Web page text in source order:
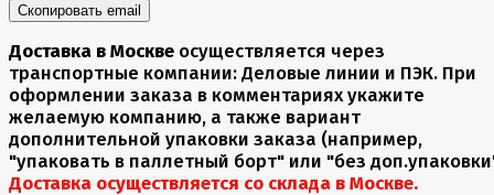
Скопировать email
Доставка в Москве осуществляется через
транспортные компании: Деловые линии и ПЭК. При
оформлении заказа в комментариях укажите
желаемую компанию, а также вариант
дополнительной упаковки заказа (например,
"упаковать в паллетный борт" или "без
Доставка осуществляется со склада в Москве.